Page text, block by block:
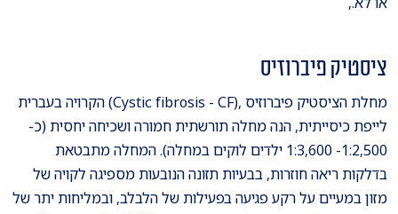
ציסטיק פיברוזיס
מחלת הציסטיק פיברוזיס ,(Cystic fibrosis - CF) הקרויה בעברית
לייפת כיסייתית, הנה מחלה תורשתית חמורה ושכיחה יחסית (כ-
1:2,500- 1:3,600 ילדים לוקים במחלה). המחלה מתבטאת
בדלקות ריאה חוזרות, בבעיות תזונה הנובעות מספיגה לקויה של
מזון במעיים על רקע פגיעה בפעילות של הלבלב, ובמליחות יתר של